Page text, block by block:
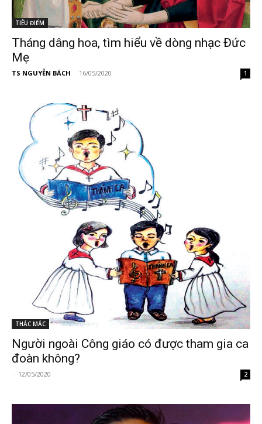
TIÊU ĐIỂM
Tháng dâng hoa, tìm hiểu về dòng nhạc Đức
Mẹ
TS NGUYỄN BÁCH - 16/05/2020 1
THẮC MẮC
Người ngoài Công giáo có được tham gia ca
đoàn không?
- 12/05/2020 2